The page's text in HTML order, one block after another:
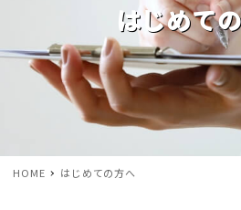
はじめて
HOME はじめての方へ